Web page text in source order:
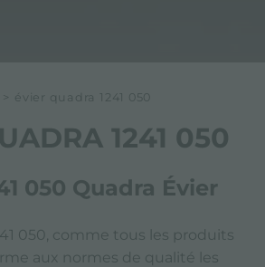
> évier quadra 1241 050
1241 050
050 Quadra Évier
050, comme tous les produits
aux normes de qualité les